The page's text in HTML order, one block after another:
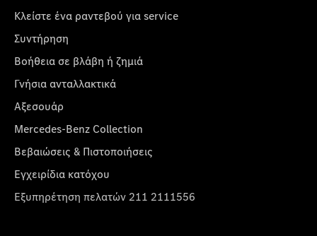
Κλείστε ένα ραντεβού για service
Συντήρηση
Βοήθεια σε βλάβη ή ζημιά
Γνήσια ανταλλακτικά
Αξεσουάρ
Mercedes-Benz Collection
Βεβαιώσεις & Πιστοποιήσεις
Εγχειρίδια κατόχου
Εξυπηρέτηση πελατών 211 2111556